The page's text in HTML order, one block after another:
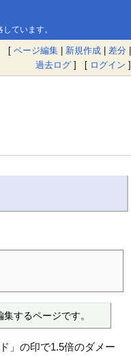
ています。
[ ページ編集 | 新規作成 | 差分 |
過去ログ ] [ ログイン ]
するページです。
」の印で1.5倍のダメー